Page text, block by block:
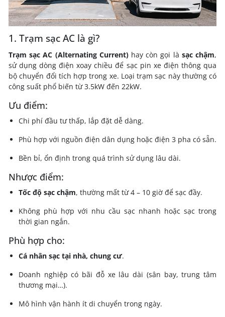
1. Trạm sạc AC là gì?
Trạm sạc AC (Alternating Current)hay còn gọi là sạc chậm,
sử dụng dòng điện xoay chiều để sạc pin xe điện thông qua
bộ chuyển đổi tích hợp trong xe. Loại trạm sạc này thường có
công suất phổ biến từ 3.5kW đến 22kW.
Ưu điểm:
Chi phí đầu tư thấp, lắp đặt dễ dàng.
Phù hợp với nguồn điện dân dụng hoặc điện 3 pha có sẵn.
Bền bỉ, ổn định trong quá trình sử dụng lâu dài.
Nhược điểm:
Tốc độ sạc chậm, thường mất từ 4 – 10 giờ để sạc đầy.
Không phù hợp với nhu cầu sạc nhanh hoặc sạc trong
thời gian ngắn.
Phù hợp cho:
Cá nhân sạc tại nhà, chung cư.
Doanh nghiệp có bãi đỗ xe lâu dài (sân bay, trung tâm
thương mại…).
Mô hình vận hành ít di chuyển trong ngày.